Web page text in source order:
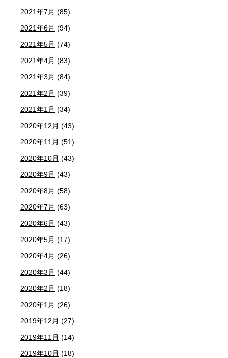
2021年7月 (85)
2021年6月 (94)
2021年5月 (74)
2021年4月 (83)
2021年3月 (84)
2021年2月 (39)
2021年1月 (34)
2020年12月 (43)
2020年11月 (51)
2020年10月 (43)
2020年9月 (43)
2020年8月 (58)
2020年7月 (63)
2020年6月 (43)
2020年5月 (17)
2020年4月 (26)
2020年3月 (44)
2020年2月 (18)
2020年1月 (26)
2019年12月 (27)
2019年11月 (14)
2019年10月 (18)